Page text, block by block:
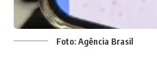
Foto: Agência Brasil